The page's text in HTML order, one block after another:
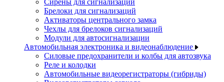
Сирены для сигнализаций
Брелоки для сигнализаций
Активаторы центрального замка
Чехлы для брелоков сигнализаций
Модули для автосигнализации
Автомобильная электроника и видеонаблюдение
Силовые предохранители и колбы для автозвука
Реле и колодки
Автомобильные видеорегистраторы (гибриды)